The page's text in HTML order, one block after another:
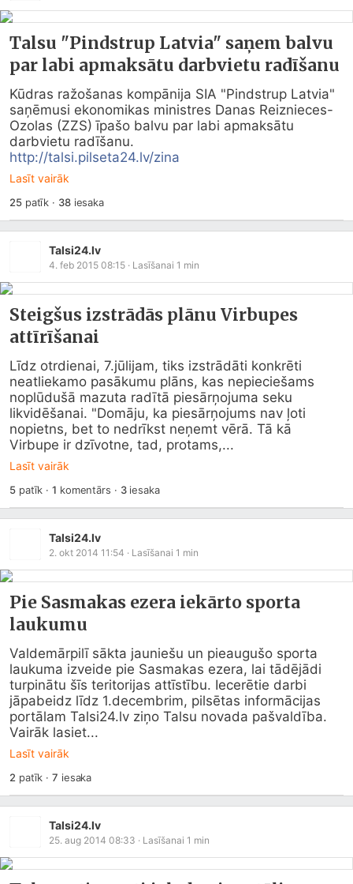
Talsu "Pindstrup Latvia" saņem balvu
par labi apmaksātu darbvietu radīšanu
Kūdras ražošanas kompānija SIA "Pindstrup Latvia"
saņēmusi ekonomikas ministres Danas Reiznieces-
Ozolas (ZZS) īpašo balvu par labi apmaksātu
http://talsi.pilseta24.lv/zina
Lasīt vairāk
25patīk · 38iesaka
Talsi24.lv
4. feb 2015 08:15 · Lasīšanai 1 min
Steigšus izstrādās plānu Virbupes
attīrīšanai
Līdz otrdienai, 7.jūlijam, tiks izstrādāti konkrēti
neatliekamo pasākumu plāns, kas nepieciešams
noplūdušā mazuta radītā piesārņojuma seku
likvidēšanai. "Domāju, ka piesārņojums nav ļoti
nopietns, bet to nedrīkst neņemt vērā. Tā kā
Virbupe ir dzīvotne, tad, protams,...
Lasīt vairāk
5patīk ·1 komentārs · 3iesaka
Talsi24.lv
2. okt 2014 11:54 · Lasīšanai 1 min
Pie Sasmakas ezera iekārto sporta
laukumu
Valdemārpilī sākta jauniešu un pieaugušo sporta
laukuma izveide pie Sasmakas ezera, lai tādējādi
turpinātu šīs teritorijas attīstību. Iecerētie darbi
jāpabeidz līdz 1.decembrim, pilsētas informācijas
portālam Talsi24.lv ziņo Talsu novada pašvaldība.
Vairāk lasiet...
Lasīt vairāk
2 patīk ·7 iesaka
Talsi24.lv
25. aug 2014 08:33 · Lasīšanai 1 min